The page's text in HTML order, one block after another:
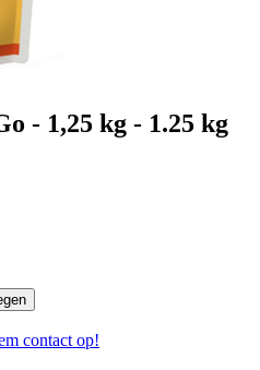
- 1,25 kg - 1.25 kg
contact op!